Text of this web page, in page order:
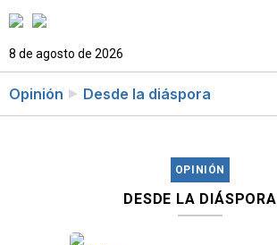
8 de agosto de 2026
Opinión Desde la diáspora
OPINIÓN
DESDE LA DIÁSPORA